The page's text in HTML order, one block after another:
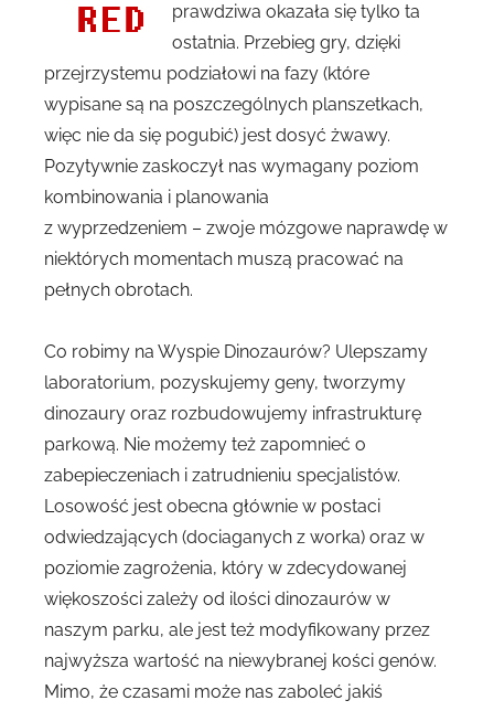
prawdziwa okazała się tylko ta
ostatnia. Przebieg gry, dzięki
przejrzystemu podziałowi na fazy (które
wypisane są na poszczególnych planszetkach,
więc nie da się pogubić) jest dosyć żwawy.
Pozytywnie zaskoczył nas wymagany poziom
kombinowania i planowania
z wyprzedzeniem – zwoje mózgowe naprawdę w
niektórych momentach muszą pracować na
pełnych obrotach.
Co robimy na Wyspie Dinozaurów? Ulepszamy
laboratorium, pozyskujemy geny, tworzymy
dinozaury oraz rozbudowujemy infrastrukturę
parkową. Nie możemy też zapomnieć o
zabepieczeniach i zatrudnieniu specjalistów.
Losowość jest obecna głównie w postaci
odwiedzających (dociaganych z worka) oraz w
poziomie zagrożenia, który w zdecydowanej
więkoszości zależy od ilości dinozaurów w
naszym parku, ale jest też modyfikowany przez
najwyższa wartość na niewybranej kości genów.
Mimo, że czasami może nas zaboleć jakiś